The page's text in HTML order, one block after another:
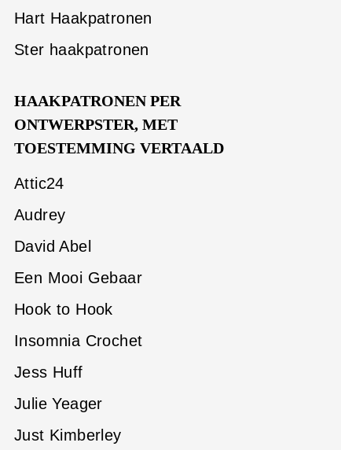
Hart Haakpatronen
Ster haakpatronen
HAAKPATRONEN PER
ONTWERPSTER, MET
TOESTEMMING VERTAALD
Attic24
Audrey
David Abel
Een Mooi Gebaar
Hook to Hook
Insomnia Crochet
Jess Huff
Julie Yeager
Just Kimberley